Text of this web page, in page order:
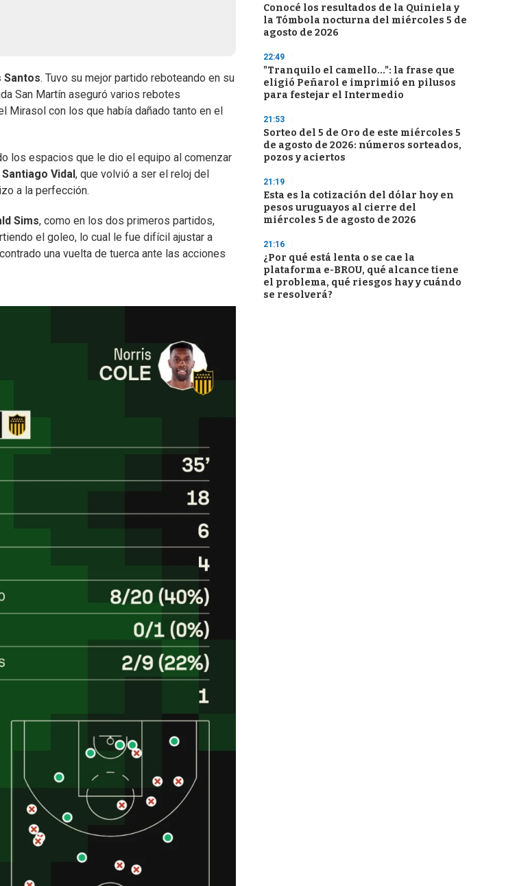
Santos. Tuvo su mejor partido reboteando en su
San Martín aseguró varios rebotes
con los que había dañado tanto en el
los espacios que le dio el equipo al comenzar
Santiago Vidal , que volvió a ser el reloj del
a la perfección.
Sims, como en los dos primeros partidos,
el goleo, lo cual le fue difícil ajustar a
una vuelta de tuerca ante las acciones
Conocé los resultados de la Quiniela y
la Tómbola nocturna del miércoles 5 de
agosto de 2026
22:49
"Tranquilo el camello...": la frase que
eligió Peñarol e imprimió en pilusos
para festejar el Intermedio
21:53
Sorteo del 5 de Oro de este miércoles 5
de agosto de 2026: números sorteados,
pozos y aciertos
21:19
Esta es la cotización del dólar hoy en
pesos uruguayos al cierre del
miércoles 5 de agosto de 2026
21:16
¿Por qué está lenta o se cae la
plataforma e-BROU, qué alcance tiene
el problema, qué riesgos hay y cuándo
se resolverá?